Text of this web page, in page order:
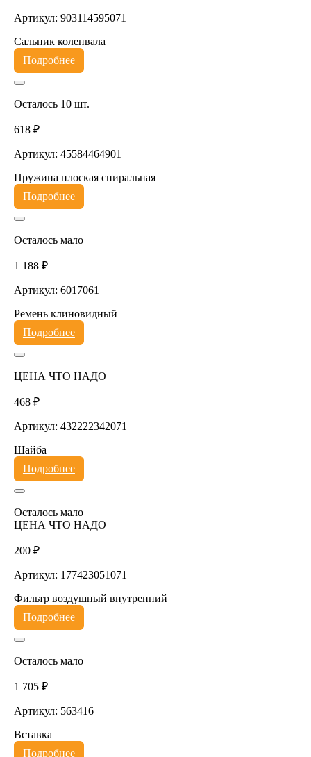
Артикул: 903114595071
Сальник коленвала
Подробнее
Осталось 10 шт.
618 ₽
Артикул: 45584464901
Пружина плоская спиральная
Подробнее
Осталось мало
1 188 ₽
Артикул: 6017061
Ремень клиновидный
Подробнее
ЦЕНА ЧТО НАДО
468 ₽
Артикул: 432222342071
Шайба
Подробнее
Осталось мало
ЦЕНА ЧТО НАДО
200 ₽
Артикул: 177423051071
Фильтр воздушный внутренний
Подробнее
Осталось мало
1 705 ₽
Артикул: 563416
Вставка
Подробнее